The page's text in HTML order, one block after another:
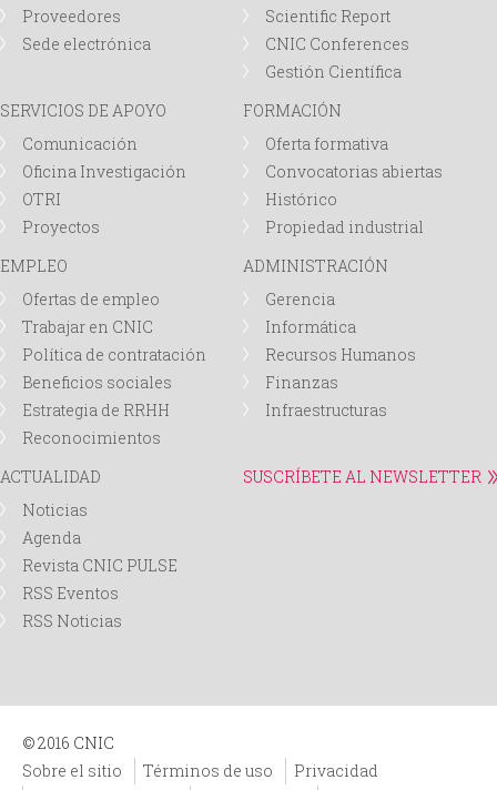
Proveedores
Sede electrónica
Scientific Report
CNIC Conferences
Gestión Científica
SERVICIOS DE APOYO
Comunicación
Oficina Investigación
OTRI
Proyectos
FORMACIÓN
Oferta formativa
Convocatorias abiertas
Histórico
Propiedad industrial
EMPLEO
Ofertas de empleo
Trabajar en CNIC
Política de contratación
Beneficios sociales
Estrategia de RRHH
Reconocimientos
ADMINISTRACIÓN
Gerencia
Informática
Recursos Humanos
Finanzas
Infraestructuras
ACTUALIDAD
Noticias
Agenda
Revista CNIC PULSE
RSS Eventos
RSS Noticias
SUSCRÍBETE AL NEWSLETTER
© 2016 CNIC
Sobre el sitio
Términos de uso
Privacidad